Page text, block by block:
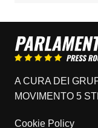
A CURA DEI
MOVIMENTO 5
Cookie Policy